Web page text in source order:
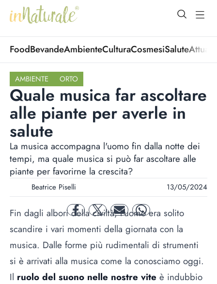
open
FoodBevandeAmbienteCulturaCosmesiSalute
AMBIENTE ORTO
Quale musica far ascoltare
alle piante per averle in
salute
La musica accompagna l'uomo fin dalla notte dei
tempi, ma quale musica si può far ascoltare alle
piante per favorirne la crescita?
Beatrice Piselli 13/05/2024
facebooktwitter mail whatsapp
Fin dagli albori della civiltà, l'uomo era solito
scandire i vari momenti della giornata con la
musica. Dalle forme più rudimentali di strumenti
si è arrivati alla musica come la conosciamo oggi.
Il ruolo del suono nelle nostre vite è indubbio